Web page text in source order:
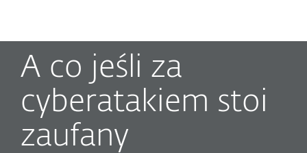
A co jeśli za
cyberatakiem stoi
zaufany